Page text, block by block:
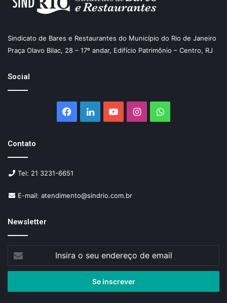
Sindicato de Bares e Restaurantes do Município do Rio de Janeiro
Praça Olavo Bilac, 28 – 17º andar, Edifício Patrimônio – Centro, RJ
Social
Facebook
LinkedinYouTubeInstagramWhatsApp
Contato
Tel: 21 3231-6651
E-mail: atendimento@sindrio.com.br
Newsletter
seu
de